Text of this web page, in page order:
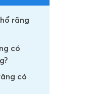
răng
có
có